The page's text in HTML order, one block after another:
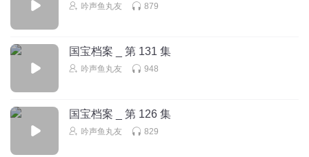
吟声鱼丸友 879
国宝档案 _ 第 131 集
吟声鱼丸友 948
国宝档案 _ 第 126 集
吟声鱼丸友 829